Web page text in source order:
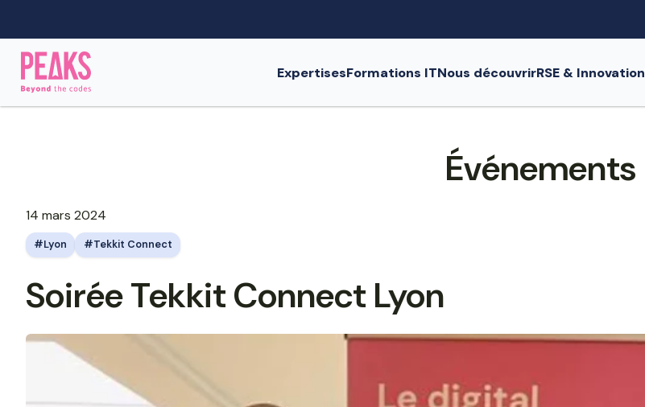
ExpertisesFormations ITNous découvrirRSE & Innovation
Événements
14 mars 2024
Lyon Tekkit Connect
Soirée Tekkit Connect Lyon